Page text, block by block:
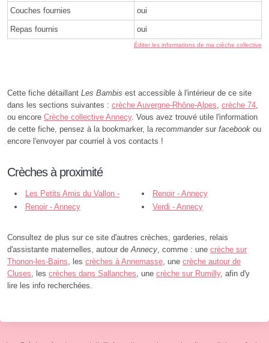
Couches fournies oui
Repas fournis oui
Éditer les informations de ma crèche collective
Cette fiche détaillant Les Bambis est accessible à l'intérieur de ce site
dans les sections suivantes : crèche Auvergne-Rhône-Alpes crèche 74
ou encore Crèche collective Annecy. Vous avez trouvé utile l'information
de cette fiche, pensez à la bookmarker, la recommandersur facebook ou
encore l'envoyer par courriel à vos contacts !
Crèches à proximité
Les Petits Amis du Vallon -
Annecy
Renoir - Annecy
Renoir - Annecy
Verdi - Annecy
Consultez de plus sur ce site d'autres crèches, garderies, relais
d'assistante maternelles, autour de Annecy , comme : une crèche sur
Thonon-les-Bains , les crèches à Annemasse , une crèche autour de
Cluses , les crèches dans Sallanches , une crèche sur Rumilly, afin d'y
lire les info recherchées.